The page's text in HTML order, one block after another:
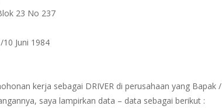
23 No 237
Juni 1984
kerja sebagai DRIVER di perusahaan yang Bapak /
saya lampirkan data – data sebagai berikut :